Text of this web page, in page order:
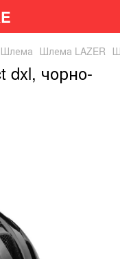
Шлема Шлема LAZER
dxl, чорно-